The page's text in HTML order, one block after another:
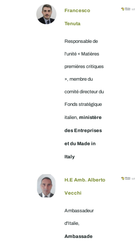
Francesco
Tenuta
Responsable de
l'unité « Matières
premières critiques
», membre du
comité directeur du
Fonds stratégique
italien, ministère
des Entreprises
et du Made in
Italy
H.E Amb. Alberto
Vecchi
Ambassadeur
d'Italie,
Ambassade